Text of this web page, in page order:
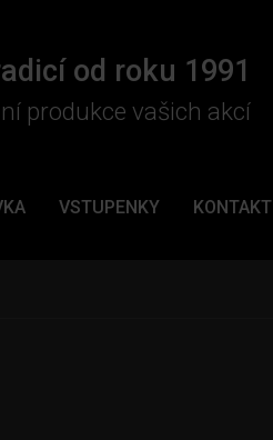
od roku 1991
produkce vašich akcí
VSTUPENKY KONTAKT